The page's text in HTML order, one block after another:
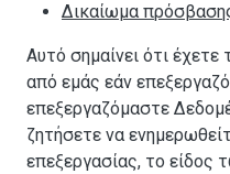
Δικαίωμα
Αυτό σημαίνει ότι
από εμάς εάν
επεξεργαζόμαστε
ζητήσετε να
επεξεργασίας, το είδος